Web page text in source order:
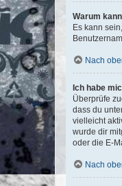
Warum
Es kann
Nach
Ich habe
Überprüfe
dass du
vielleicht
wurde dir
oder die E-
Nach